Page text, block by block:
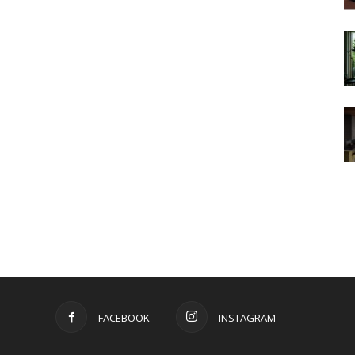
FACEBOOK INSTAGRAM